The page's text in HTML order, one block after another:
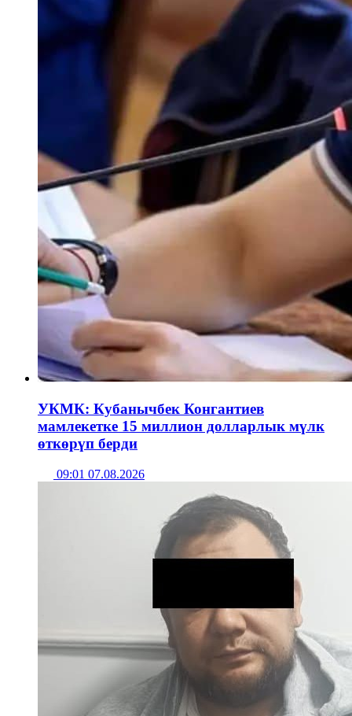
УКМК: Кубанычбек Конгантиев
мамлекетке 15 миллион долларлык мүлк
өткөрүп берди
09:01 07.08.2026